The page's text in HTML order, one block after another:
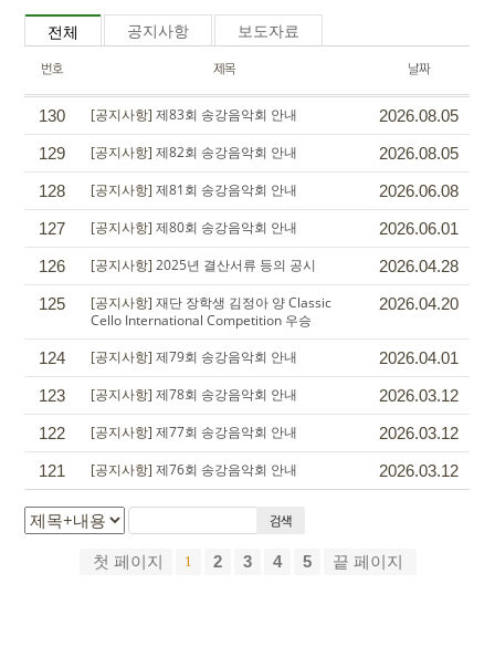
전체 공지사항 보도자료
번호 제목 날짜
130 [공지사항]제83회 송강음악회 안내
2026.08.05
129
[공지사항]제82회 송강음악회 안내
2026.08.05
128
[공지사항]제81회 송강음악회 안내
2026.06.08
127
[공지사항]제80회 송강음악회 안내
2026.06.01
126
[공지사항]2025년 결산서류 등의 공시
2026.04.28
125
[공지사항]재단 장학생 김정아 양 Classic
Cello International Competition 우승
2026.04.20
124 [공지사항]제79회 송강음악회 안내
2026.04.01
123
[공지사항]제78회 송강음악회 안내
2026.03.12
122
[공지사항]제77회 송강음악회 안내
2026.03.12
121
[공지사항]제76회 송강음악회 안내 2026.03.12
검색
첫 페이지 1 2 3 4 5 끝 페이지